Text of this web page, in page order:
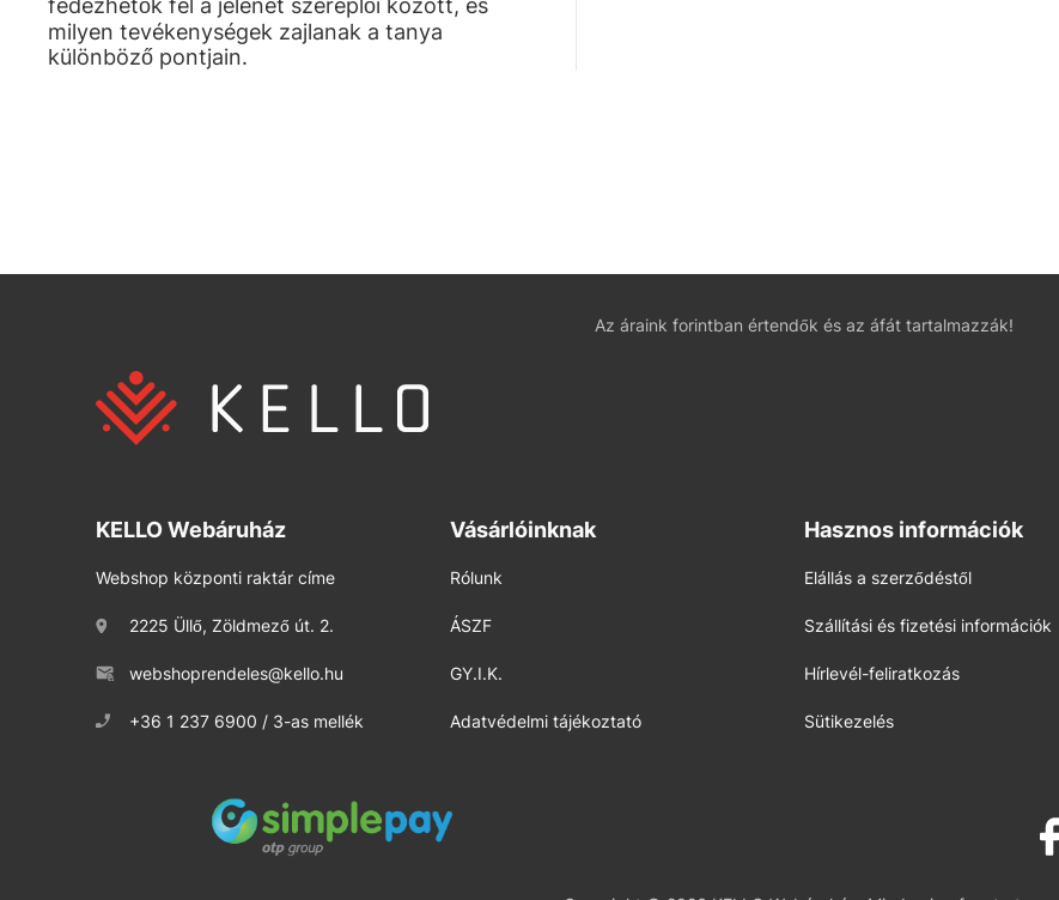
fedezhetők fel a jelenet szereplői között, és
milyen tevékenységek zajlanak a tanya
különböző pontjain.
Az áraink forintban értendők és az áfát tartalmazzák!
KELLO Webáruház
Webshop központi raktár címe
2225 Üllő, Zöldmező út. 2.
webshoprendeles@kello.hu
+36 1 237 6900 / 3-as mellék
Vásárlóinknak
Rólunk
ÁSZF
GY.I.K.
Adatvédelmi tájékoztató
Hasznos információk
Elállás a szerződéstől
Szállítási és fizetési információk
Hírlevél-feliratkozás
Sütikezelés